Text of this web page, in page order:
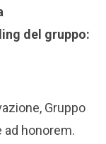
del gruppo:
Gruppo
ad honorem.